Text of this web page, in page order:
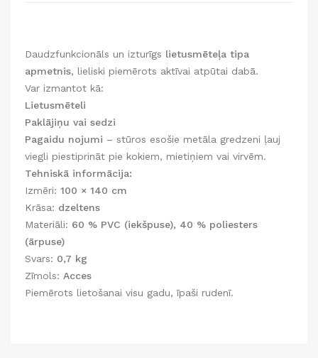
Daudzfunkcionāls un izturīgs lietusmēteļa tipa
apmetnis, lieliski piemērots aktīvai atpūtai dabā.
Var izmantot kā:
Lietusmēteli
Paklājiņu vai sedzi
Pagaidu nojumi – stūros esošie metāla gredzeni ļauj
viegli piestiprināt pie kokiem, mietiņiem vai virvēm.
Tehniskā informācija:
Izmēri: 100 × 140 cm
Krāsa: dzeltens
Materiāli: 60 % PVC (iekšpuse), 40 % poliesters
(ārpuse)
Svars: 0,7 kg
Zīmols: Acces
Piemērots lietošanai visu gadu, īpaši rudenī.